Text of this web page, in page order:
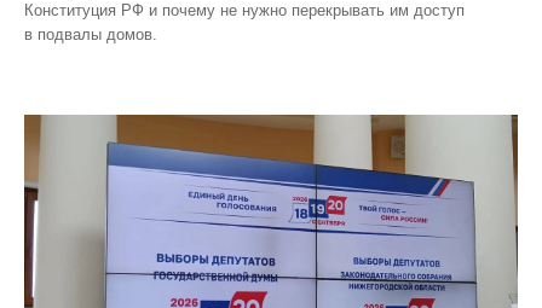
Конституция РФ и почему не нужно перекрывать им доступ
в подвалы домов.